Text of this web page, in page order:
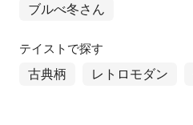
ブルべ冬さん
テイストで探す
古典柄 レトロモダン